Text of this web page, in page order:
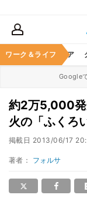
ワーク＆ライフ
暮らし ヘルスケア
Google
約2万5,000
火の「ふくろ
掲載日 2013/06/17
著者： フォルサ